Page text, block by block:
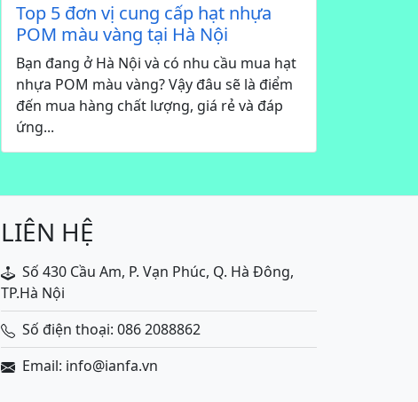
Top 5 đơn vị cung cấp hạt nhựa
POM màu vàng tại Hà Nội
Bạn đang ở Hà Nội và có nhu cầu mua hạt
nhựa POM màu vàng? Vậy đâu sẽ là điểm
đến mua hàng chất lượng, giá rẻ và đáp
ứng...
LIÊN HỆ
Số 430 Cầu Am, P. Vạn Phúc, Q. Hà Đông,
TP.Hà Nội
Số điện thoại: 086 2088862
Email: info@ianfa.vn